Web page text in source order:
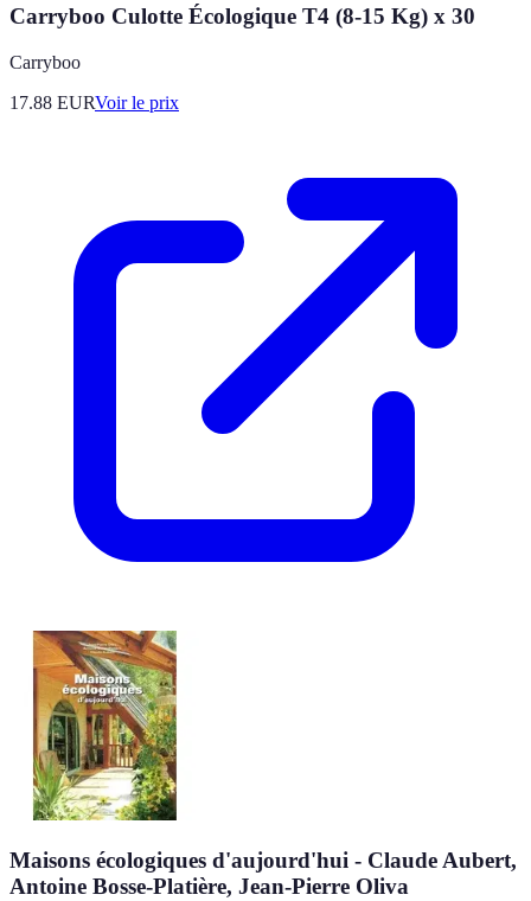
Carryboo Culotte Écologique T4 (8-15 Kg) x 30
Carryboo
17.88 EURVoir le prix
Maisons écologiques d'aujourd'hui - Claude Aubert,
Antoine Bosse-Platière, Jean-Pierre Oliva